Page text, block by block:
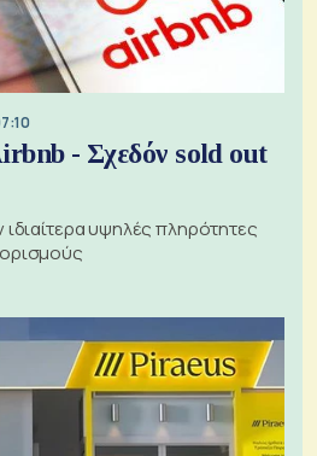
- Σχεδόν sold out
υψηλές πληρότητες